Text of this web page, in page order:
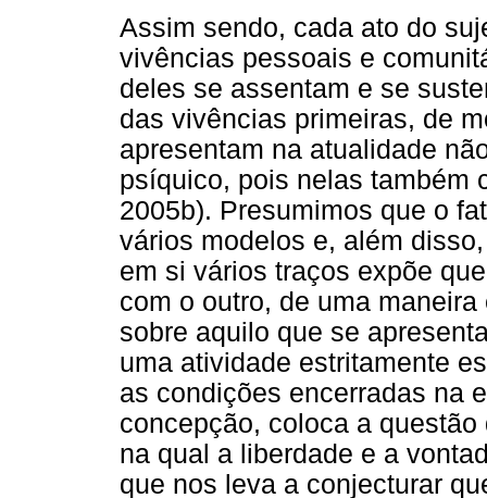
Assim sendo, cada ato do
vivências pessoais e
deles se assentam e se
das vivências primeiras, de
apresentam na atualidade
psíquico, pois nelas também
2005b). Presumimos que o
vários modelos e, além
em si vários traços expõe
com o outro, de uma
sobre aquilo que se
uma atividade estritamente
as condições encerradas na
concepção, coloca a
na qual a liberdade e a
que nos leva a conjecturar